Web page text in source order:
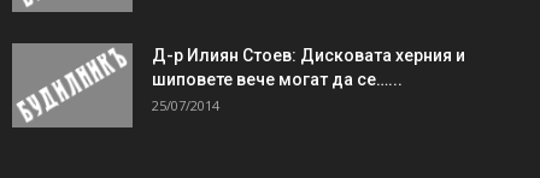
Д-р Илиян Стоев: Дисковата херния и
шиповете вече могат да се…...
25/07/2014